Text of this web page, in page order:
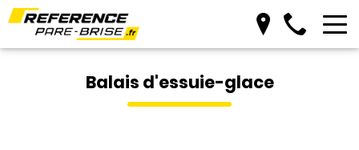
Balais d'essuie-glace